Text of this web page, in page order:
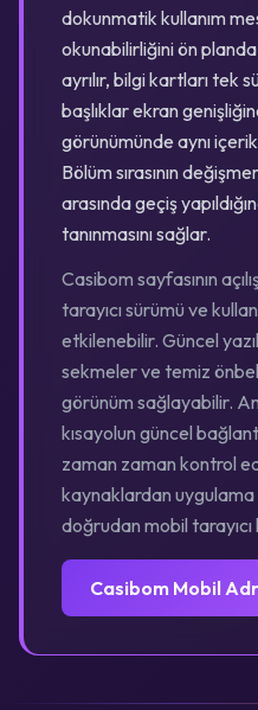
dokunmatik kullanım
okunabilirliğini ön
ayrılır, bilgi kartları tek
başlıklar ekran
görünümünde aynı
Bölüm sırasının
arasında geçiş
tanınmasını sağlar.
Casibom sayfasının
tarayıcı sürümü ve
etkilenebilir. Güncel
sekmeler ve temiz
görünüm sağlayabilir.
kısayolun güncel
zaman zaman kontrol
kaynaklardan uygulama
doğrudan mobil tarayıcı
Casibom Mobil